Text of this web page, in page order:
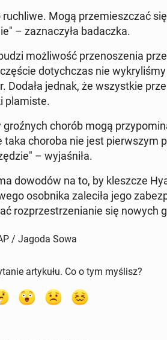
Mogą prze­miesz­czać
– za­zna­czy­ła ba­dacz­ka.
moż­li­wość prze­no­sze­nia
do­tych­czas nie
Dodała jednak, że wszyst­kie
pla­mi­ste.
chorób mogą
taka choroba nie jest pierw­szym
– wy­ja­śni­ła.
dowodów na to, by klesz­cze
osob­ni­ka za­le­ci­ła jego
roz­prze­strze­nia­nie się nowych
/ Jagoda Sowa
artykułu. Co o tym myślisz?